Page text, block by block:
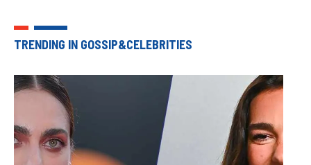
TRENDING IN GOSSIP&CELEBRITIES